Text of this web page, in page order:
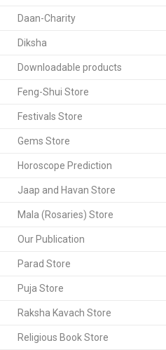
Daan-Charity
Diksha
Downloadable products
Feng-Shui Store
Festivals Store
Gems Store
Horoscope Prediction
Jaap and Havan Store
Mala (Rosaries) Store
Our Publication
Parad Store
Puja Store
Raksha Kavach Store
Religious Book Store